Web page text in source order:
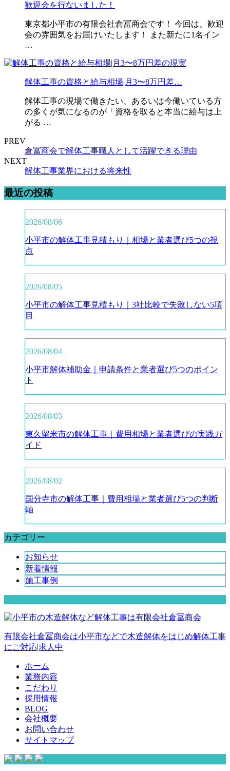
歓迎会を行ないました！
東京都小平市の有限会社倉冨商会です！ 今回は、歓迎
会の雰囲気をお届けいたします！ また新たに1名イン
…
解体工事の資格と給与相場|月3〜8万円差…
解体工事の現場で働きたい、あるいは今働いている方
の多くが気になるのが「資格を取ると本当に給与は上
がる …
PREV
倉冨商会で解体工事職人として活躍できる理由
NEXT
解体工事業界における将来性
最近の投稿
2026/08/06
小平市の解体工事見積もり｜相場と業者選び5つの視
点
2026/08/05
小平市の解体工事見積もり｜3社比較で失敗しない5項
目
2026/08/04
小平市解体補助金｜申請条件と業者選び5つのポイン
ト
2026/08/03
東久留米市の解体工事｜費用相場と業者選びの実践ガ
イド
2026/08/02
国分寺市の解体工事｜費用相場と業者選び5つの判断
軸
カテゴリー
お知らせ
新着情報
施工事例
有限会社倉冨商会は小平市などで木造解体をはじめ解体工事
にご対応|求人中
ホーム
業務内容
こだわり
採用情報
BLOG
会社概要
お問い合わせ
サイトマップ